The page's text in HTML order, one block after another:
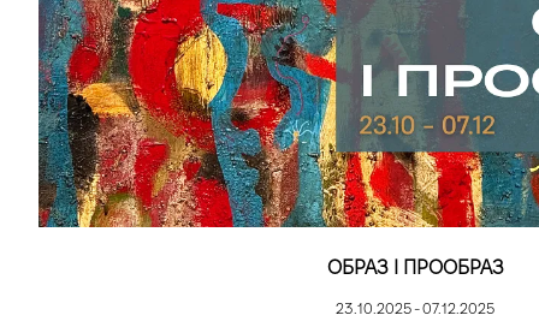
ОБРАЗ І ПРООБРАЗ
23.10.2025 - 07.12.2025